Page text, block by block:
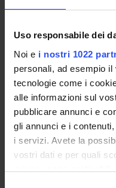
Uso responsabile dei
Noi e i nostri 1022
personali, ad esempio
tecnologie come i
alle informazioni sul
pubblicare annunci e
gli annunci e i
i servizi. Avete la
vostri dati e per quali
privacy sono applicabili
Finanziamento:
Finanziamento:
PARTECIPANTI AL
Ilaria Barisone
Ilaria Decimo